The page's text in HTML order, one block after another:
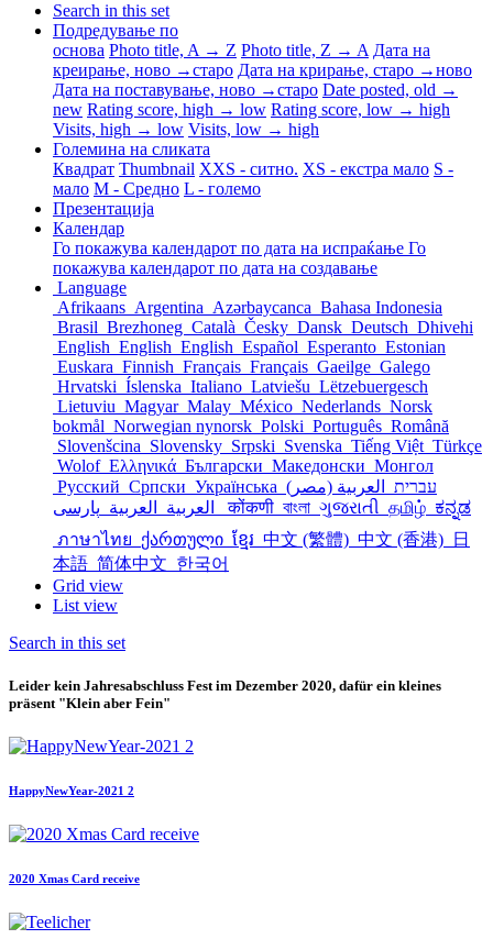
Search in this set
Подредување по
основа Photo title, A → Z Photo title, Z → A Дата на
креирање, ново →старо Дата на крирање, старо →ново
Дата на поставување, ново →старо Date posted, old →
new Rating score, high → low Rating score, low → high
Visits, high → low Visits, low → high
Големина на сликата
Квадрат Thumbnail XXS - ситно. XS - екстра мало S -
мало M - Средно L - големо
Презентација
Календар
Го покажува календарот по дата на испраќање Го
покажува календарот по дата на создавање
Language
Afrikaans Argentina Azərbaycanca Bahasa Indonesia
Brasil Brezhoneg Català Česky Dansk Deutsch Dhivehi
English English English Español Esperanto Estonian
Euskara Finnish Français Français Gaeilge Galego
Hrvatski Íslenska Italiano Latviešu Lëtzebuergesch
Lietuviu Magyar Malay México Nederlands Norsk
bokmål Norwegian nynorsk Polski Português Română
Slovenšcina Slovensky Srpski Svenska Tiếng Việt Türkçe
Wolof Ελληνικά Български Македонски Монгол
Русский Српски Українська עברית
العربية (مصر)
العربية
العربية कोंकणी বাংলা ગુજરાતી தமிழ் ಕನ್ನಡ
ภาษาไทย ქართული ខ្មែរ 中文 (繁體) 中文 (香港)
日
本語 简体中文 한국어
Grid view
List view
Search in this set
Leider kein Jahresabschluss Fest im Dezember 2020, dafür ein kleines
präsent "Klein aber Fein"
HappyNewYear-2021 2
2020 Xmas Card receive